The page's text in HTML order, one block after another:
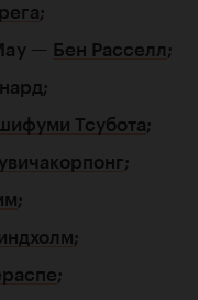
;
— Бен Расселл;
Тсубота;
;
;
;
;